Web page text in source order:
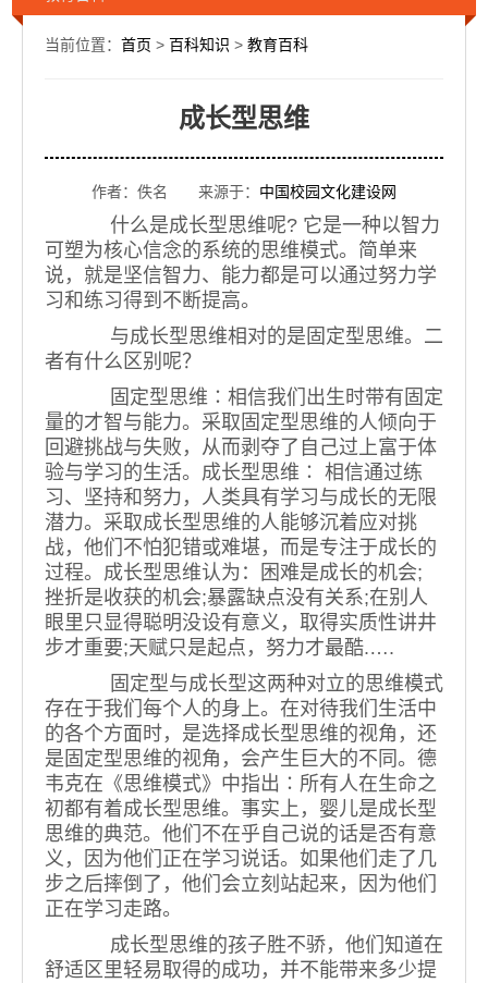
当前位置： 首页 > 百科知识 > 教育百科
成长型思维
作者：佚名 来源于： 中国校园文化建设网
什么是成长型思维呢? 它是一种以智力
可塑为核心信念的系统的思维模式。简单来
说，就是坚信智力、能力都是可以通过努力学
习和练习得到不断提高。
与成长型思维相对的是固定型思维。二
者有什么区别呢？
固定型思维∶相信我们出生时带有固定
量的才智与能力。采取固定型思维的人倾向于
回避挑战与失败，从而剥夺了自己过上富于体
验与学习的生活。成长型思维∶ 相信通过练
习、坚持和努力，人类具有学习与成长的无限
潜力。采取成长型思维的人能够沉着应对挑
战，他们不怕犯错或难堪，而是专注于成长的
过程。成长型思维认为：困难是成长的机会;
挫折是收获的机会;暴露缺点没有关系;在别人
眼里只显得聪明没设有意义，取得实质性讲井
步才重要;天赋只是起点，努力才最酷.….
固定型与成长型这两种对立的思维模式
存在于我们每个人的身上。在对待我们生活中
的各个方面时，是选择成长型思维的视角，还
是固定型思维的视角，会产生巨大的不同。德
韦克在《思维模式》中指出∶所有人在生命之
初都有着成长型思维。事实上，婴儿是成长型
思维的典范。他们不在乎自己说的话是否有意
义，因为他们正在学习说话。如果他们走了几
步之后摔倒了，他们会立刻站起来，因为他们
正在学习走路。
成长型思维的孩子胜不骄，他们知道在
舒适区里轻易取得的成功，并不能带来多少提